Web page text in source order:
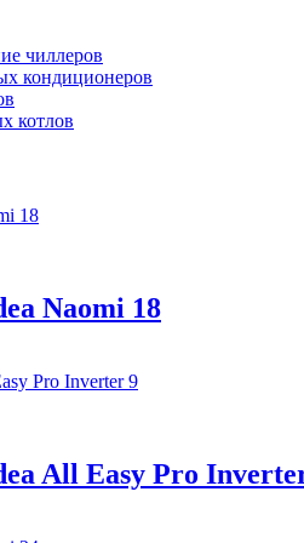
чиллеров
кондиционеров
котлов
Naomi 18
All Easy Pro